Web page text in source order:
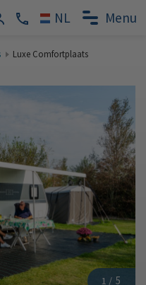
Menu
Luxe Comfortplaats